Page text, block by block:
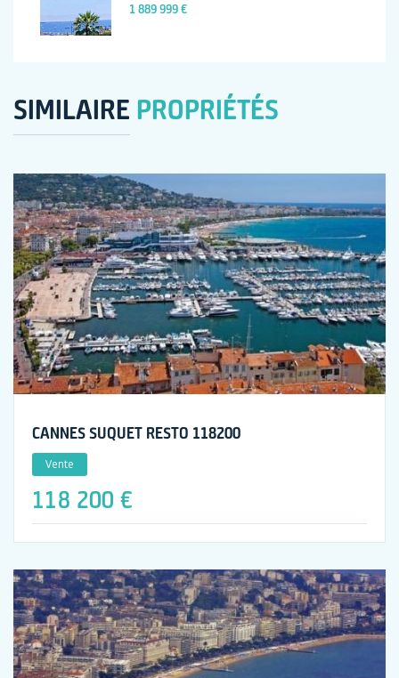
1 889 999 €
SIMILAIRE PROPRIÉTÉS
CANNES SUQUET RESTO 118200
Vente
118 200 €